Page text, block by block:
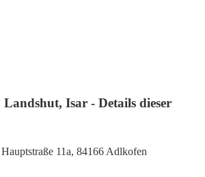
Isar - Details dieser
11a, 84166 Adlkofen